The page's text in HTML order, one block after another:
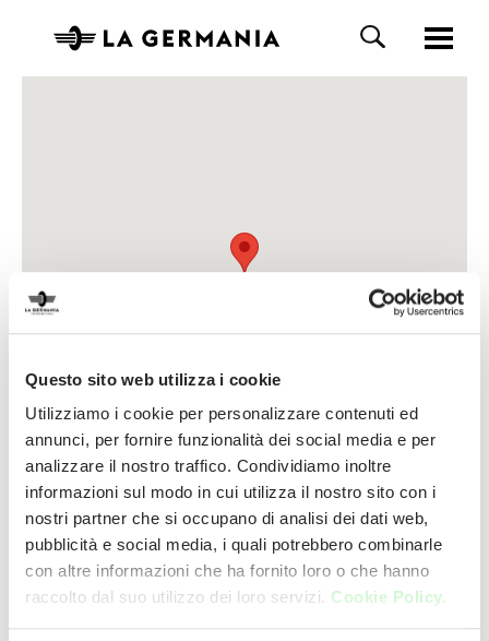
Questo sito web utilizza i cookie
Utilizziamo i cookie per personalizzare contenuti ed
annunci, per fornire funzionalità dei social media e per
analizzare il nostro traffico. Condividiamo inoltre
informazioni sul modo in cui utilizza il nostro sito con i
nostri partner che si occupano di analisi dei dati web,
pubblicità e social media, i quali potrebbero combinarle
con altre informazioni che ha fornito loro o che hanno
raccolto dal suo utilizzo dei loro servizi. Cookie Policy.
Nuova C.o.e.m. Srl